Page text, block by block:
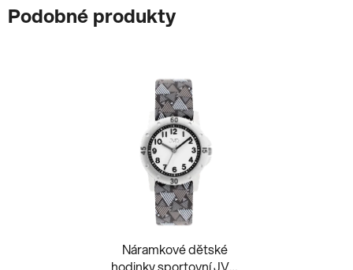
Podobné produkty
Náramkové dětské
hodinky sportovní JVD